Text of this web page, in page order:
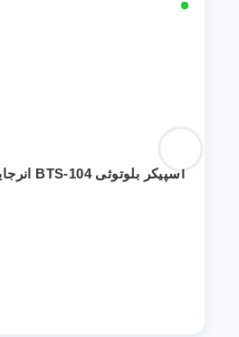
اسپیکر بلوتوثی BTS-104 انرجایزر